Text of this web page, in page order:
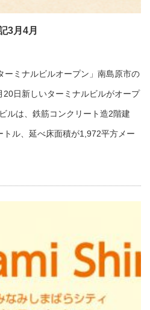
3月4月
ーミナルビルオープン」南島原市の
日新しいターミナルビルがオープ
ルは、鉄筋コンクリート造2階建
ル、延べ床面積が1,972平方メー